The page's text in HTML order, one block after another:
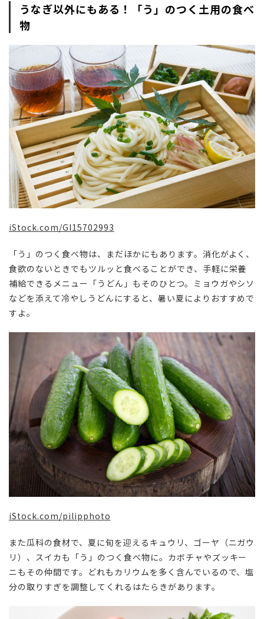
うなぎ以外にもある！「う」のつく土用の食べ
物
iStock.com/GI15702993
「う」のつく食べ物は、まだほかにもあります。消化がよく、
食欲のないときでもツルッと食べることができ、手軽に栄養
補給できるメニュー「うどん」もそのひとつ。ミョウガやシソ
などを添えて冷やしうどんにすると、暑い夏によりおすすめで
すよ。
iStock.com/pilipphoto
また瓜科の食材で、夏に旬を迎えるキュウリ、ゴーヤ（ニガウ
リ）、スイカも「う」のつく食べ物に。カボチャやズッキー
ニもその仲間です。どれもカリウムを多く含んでいるので、塩
分の取りすぎを調整してくれるはたらきがあります。